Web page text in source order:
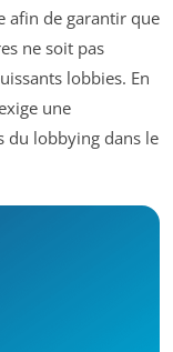
afin de garantir que
ne soit pas
lobbies. En
une
du lobbying dans le